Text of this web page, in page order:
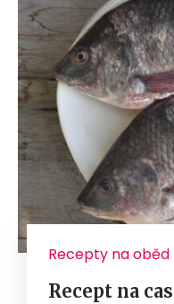
Recepty na oběd
Recept na